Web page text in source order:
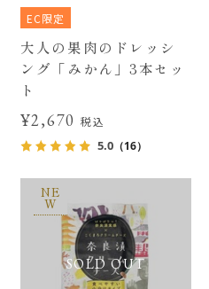
EC限定
大人の果肉のドレッシ
ング「みかん」3本セッ
ト
¥2,670 税込
5.0 （16）
SOLD OUT
NE
W